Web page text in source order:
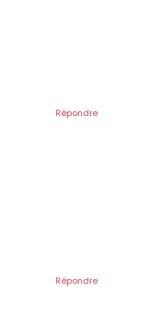
Répondre
Répondre